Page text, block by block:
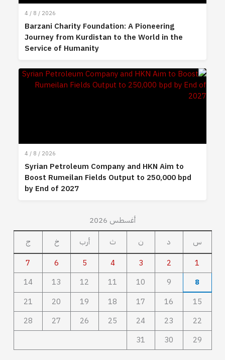
4 / 8 / 2026
Barzani Charity Foundation: A Pioneering
Journey from Kurdistan to the World in the
Service of Humanity
4 / 8 / 2026
Syrian Petroleum Company and HKN Aim to
Boost Rumeilan Fields Output to 250,000 bpd
by End of 2027
أغسطس 2026
س
د ن ث أرب خ
ج
1
2
3
4
5
6
7
8
9
10
11
12
13
14
15
16
17
18
19
20
21
22
23
24
25
26
27
28
29
30
31